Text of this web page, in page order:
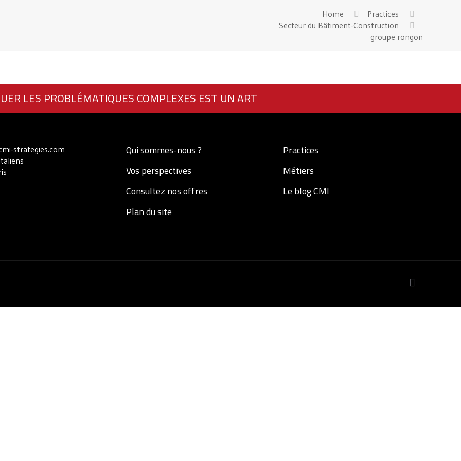
Home
Practices
Secteur du Bâtiment-Construction
groupe rongon
LES PROBLÉMATIQUES COMPLEXES EST UN ART
strategies.com
Qui sommes-nous ?
Vos perspectives
Consultez nos offres
Plan du site
Practices
Métiers
Le blog CMI